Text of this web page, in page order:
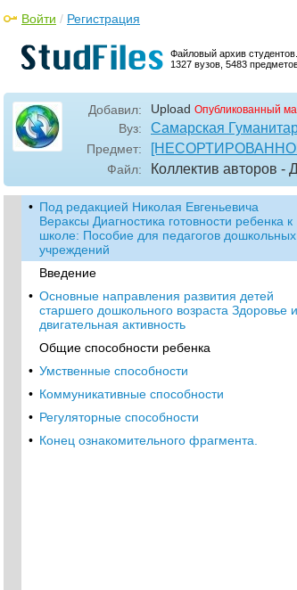
Файловый архив студентов.
1327 вузов, 5483
Войти / Регистрация
Добавил: Upload Опубликованный
Вуз: Самарская
Предмет:
Файл: Коллектив авторов -
• Под редакцией Николая Евгеньевича
Вераксы Диагностика готовности ребенка к
школе: Пособие для педагогов дошкольных
учреждений
Введение
• Основные направления развития детей
старшего дошкольного возраста Здоровье и
двигательная активность
Общие способности ребенка
• Умственные способности
• Коммуникативные способности
• Регуляторные способности
• Конец ознакомительного фрагмента.